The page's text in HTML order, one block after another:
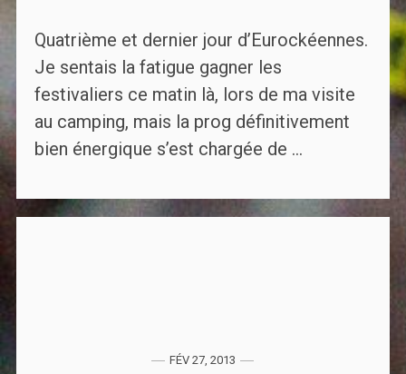
Quatrième et dernier jour d’Eurockéennes.
Je sentais la fatigue gagner les
festivaliers ce matin là, lors de ma visite
au camping, mais la prog définitivement
bien énergique s’est chargée de ...
FÉV 27, 2013